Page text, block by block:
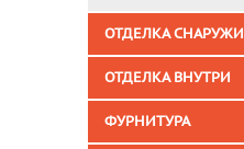
ОТДЕЛКА СНАРУЖИ
ОТДЕЛКА ВНУТРИ
ФУРНИТУРА